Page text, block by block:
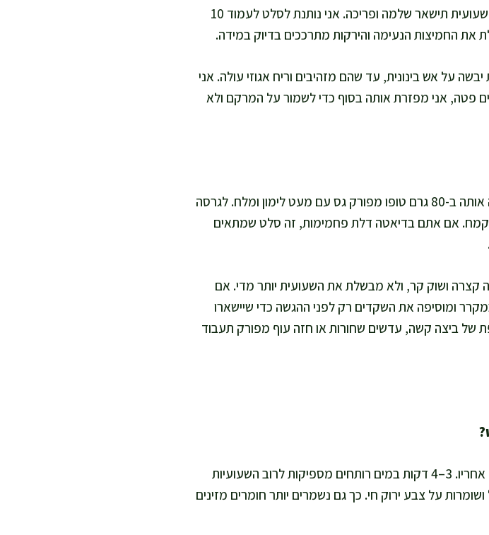
אני יוצקת את הרוטב ומערבבת בעדינות, כדי שהשעועית תישאר שלמה ופריכה. אני נותנת לסלט לעמוד 10
החמיצות הנעימה והירקות מתרככים בדיוק במידה.
שקדים 3–4 דקות במחבת יבשה על אש בינונית, עד שהם מזהיבים וריח אגוזי עולה. אני
פטה, אני מפזרת אותה בסוף כדי לשמור על המרקם ולא
לגרסה טבעונית אני פשוט מוותרת על הגבינה או מחליפה אותה ב-80 גרם טופו מפורק גס עם מעט לימון ומלח. לגרסה
קמח. אם אתם בדיאטה דלת פחמימות, זה סלט שמתאים
קצרה ושוק קר, ולא מבשלת את השעועית יותר מדי. אם
ומוסיפה את השקדים רק לפני ההגשה כדי שיישארו
של ביצה קשה, עדשים שחורות או חזה עוף מפורק תעבוד
אני מקפידה על שני דברים: זמן חליטה קצר ושוק קר מיד אחריו. 3–4 דקות במים רותחים מספיקות לרוב השעועיות
ושומרות על צבע ירוק חי. כך גם נשמרים יותר חומרים מזינים